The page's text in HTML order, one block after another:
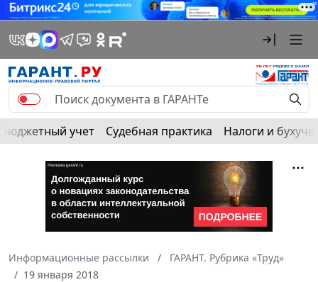
Бюджетный учет Судебная практика Налоги и
Информационные рассылки
ГАРАНТ. Рубрика «Труд»
19 января 2018